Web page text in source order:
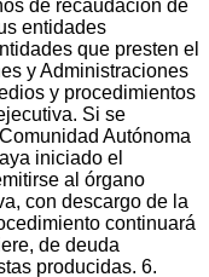
de recaudación de
entidades
que presten el
y Administraciones
y procedimientos
Si se
Autónoma
iniciado el
al órgano
con descargo de la
continuará
de deuda
producidas. 6.